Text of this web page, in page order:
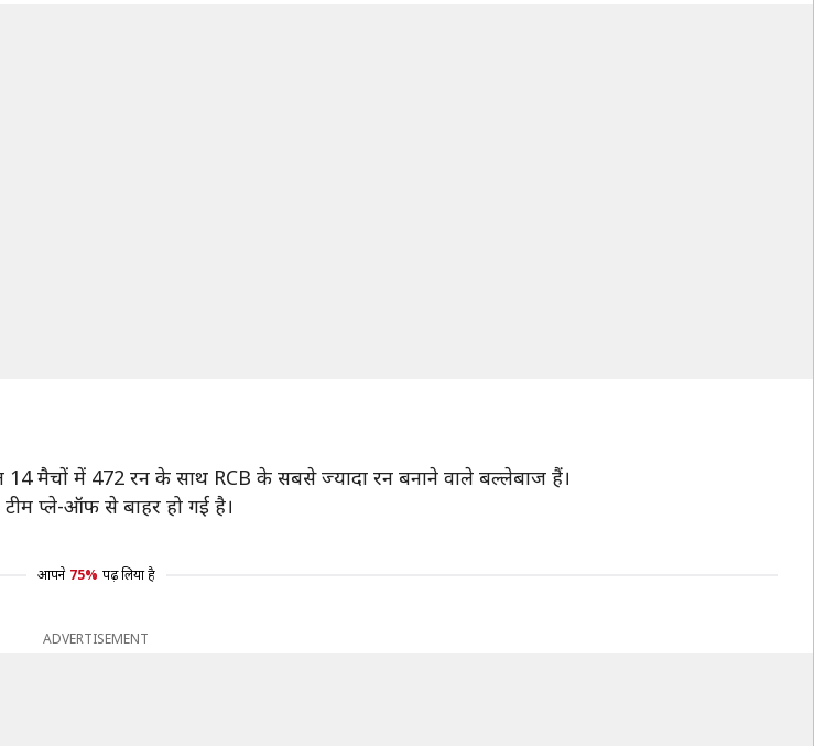
मैचों में 472 रन के साथ RCB के सबसे ज्यादा रन बनाने वाले बल्लेबाज हैं।
प्ले-ऑफ से बाहर हो गई है।
आपने 75% पढ़ लिया है
ADVERTISEMENT